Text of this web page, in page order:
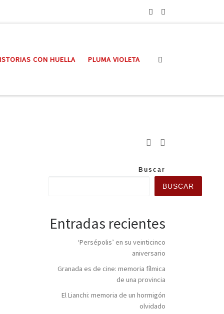
CON HUELLA PLUMA VIOLETA
Buscar
BUSCAR
Entradas recientes
‘Persépolis’ en su veinticinco
aniversario
Granada es de cine: memoria fílmica
de una provincia
El Lianchi: memoria de un hormigón
olvidado